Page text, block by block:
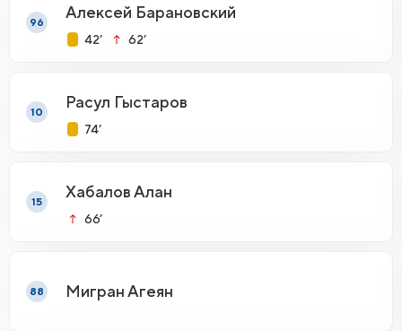
96
Алексей Барановский
42’ 62’
10
Расул Гыстаров
74’
15
Хабалов Алан
66’
88 Мигран Агеян